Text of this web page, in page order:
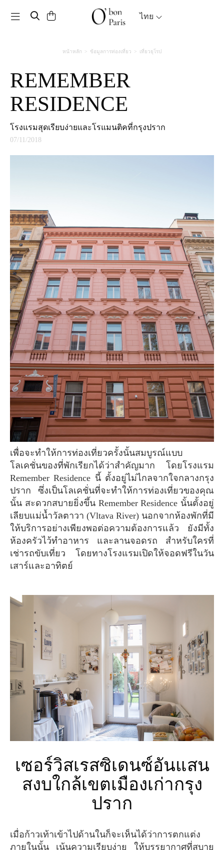
Toggle navigation ไทย
หน้าหลัก ข้อมูลการท่องเที่ยว เที่ยวยุโรป
REMEMBER
RESIDENCE
โรงแรมสุดเรียบง่ายและโรแมนติคที่กรุงปราก
07/11/2018
เพื่อจะทำให้การท่องเที่ยวครั้งนั้นสมบูรณ์แบบ
โลเคชั่นของที่พักเรียกได้ว่าสำคัญมาก โดยโรงแรม
Remember Residence นี้ ตั้งอยู่ไม่ไกลจากใจกลางกรุง
ปราก ซึ่งเป็นโลเคชั่นที่จะทำให้การท่องเที่ยวของคุณ
นั้น สะดวกสบายยิ่งขึ้น Remember Residence นั้นตั้งอยู่
เลียบแม่น้ำวัลตาวา (Vltava River) นอกจากห้องพักที่มี
ให้บริการอย่างเพียงพอต่อความต้องการแล้ว ยังมีทั้ง
ห้องครัวไว้ทำอาหาร และลานจอดรถ สำหรับใครที่
เช่ารถขับเที่ยว โดยทางโรงแรมเปิดให้จอดฟรีในวัน
เสาร์และอาทิตย์
เซอร์วิสเรสซิเดนซ์อันแสน
สงบใกล้เขตเมืองเก่ากรุง
ปราก
เมื่อก้าวเท้าเข้าไปด้านในก็จะเห็นได้ว่าการตกแต่ง
ภายในนั้น เน้นความเรียบง่าย ให้บรรยากาศที่สบาย